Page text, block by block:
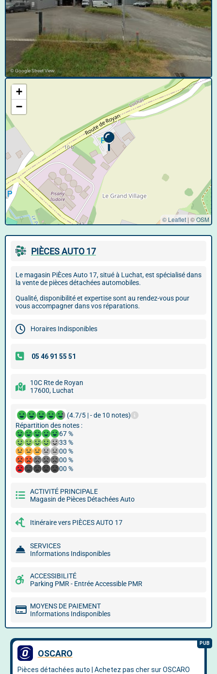
© Google Street View
+
−
© Leaflet | ©OSM
PIÈCES AUTO 17
Le magasin PiÈces Auto 17, situé à Luchat, est spécialisé dans
la vente de pièces détachées automobiles.
Qualité, disponibilité et expertise sont au rendez-vous pour
vous accompagner dans vos réparations.
Horaires Indisponibles
10C Rte de Royan
17600, Luchat
(4.7/5 | - de 10 notes)
Répartition des notes :
67 %
33 %
00 %
00 %
00 %
ACTIVITÉ PRINCIPALE
Magasin de Pièces Détachées Auto
Itinéraire vers PIÈCES AUTO 17
SERVICES
Informations Indisponibles
ACCESSIBILITÉ
Parking PMR - Entrée Accessible PMR
MOYENS DE PAIEMENT
Informations Indisponibles